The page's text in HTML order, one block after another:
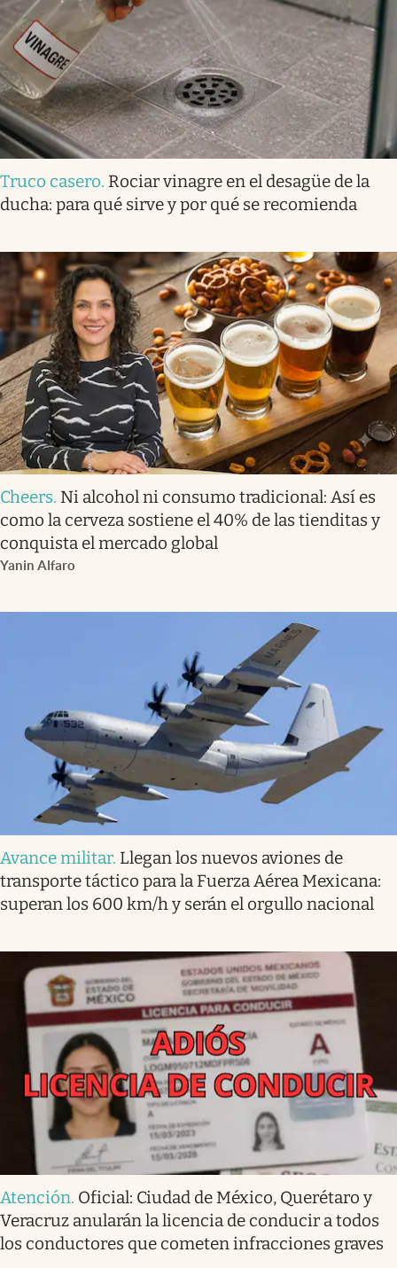
Truco casero. Rociar vinagre en el desagüe de la
ducha: para qué sirve y por qué se recomienda
Cheers. Ni alcohol ni consumo tradicional: Así es
como la cerveza sostiene el 40% de las tienditas y
conquista el mercado global
Yanin Alfaro
Avance militar. Llegan los nuevos aviones de
transporte táctico para la Fuerza Aérea Mexicana:
superan los 600 km/h y serán el orgullo nacional
Atención. Oficial: Ciudad de México, Querétaro y
Veracruz anularán la licencia de conducir a todos
los conductores que cometen infracciones graves